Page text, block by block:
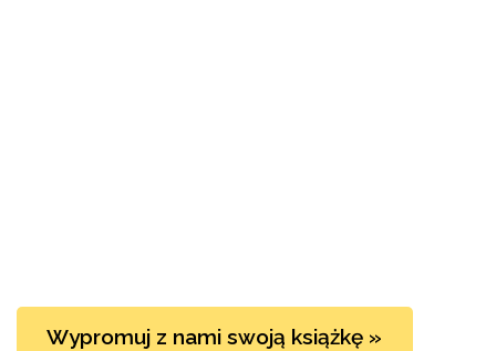
Wypromuj z nami swoją książkę »